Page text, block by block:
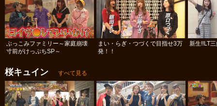
ぶっこみファミリー～家庭崩壊
寸前がけっぷちSP～
まい・らぎ・つづくで目指せ3万
発！！
新生!!LT
桜キュイン すべて見る